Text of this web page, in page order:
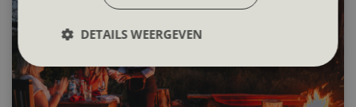
DETAILS WEERGEVEN